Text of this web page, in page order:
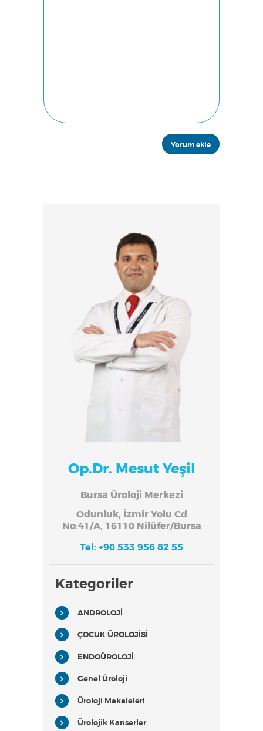
Op.Dr. Mesut Yeşil
Bursa Üroloji Merkezi
Odunluk, İzmir Yolu Cd
No:41/A, 16110 Nilüfer/Bursa
Tel: +90 533 956 82 55
Kategoriler
ANDROLOJİ
ÇOCUK ÜROLOJİSİ
ENDOÜROLOJİ
Genel Üroloji
Üroloji Makaleleri
Ürolojik Kanserler